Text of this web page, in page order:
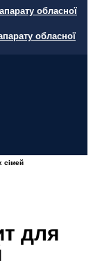
обласної
обласної
сімей
для